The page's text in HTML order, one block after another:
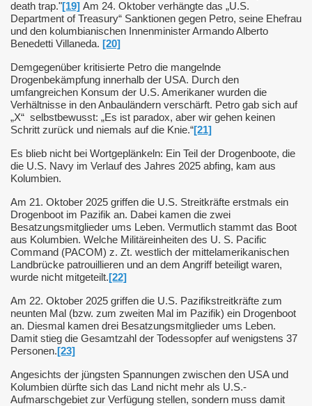
death trap."[19] Am 24. Oktober verhängte das „U.S.
Department of Treasury“ Sanktionen gegen Petro, seine Ehefrau
und den kolumbianischen Innenminister Armando Alberto
Benedetti Villaneda. [20]
Demgegenüber kritisierte Petro die mangelnde
Drogenbekämpfung innerhalb der USA. Durch den
umfangreichen Konsum der U.S. Amerikaner wurden die
Verhältnisse in den Anbauländern verschärft. Petro gab sich auf
„X“ selbstbewusst: „Es ist paradox, aber wir gehen keinen
Schritt zurück und niemals auf die Knie.“[21]
Es blieb nicht bei Wortgeplänkeln: Ein Teil der Drogenboote, die
die U.S. Navy im Verlauf des Jahres 2025 abfing, kam aus
Kolumbien.
Am 21. Oktober 2025 griffen die U.S. Streitkräfte erstmals ein
Drogenboot im Pazifik an. Dabei kamen die zwei
Besatzungsmitglieder ums Leben. Vermutlich stammt das Boot
aus Kolumbien. Welche Militäreinheiten des U. S. Pacific
Command (PACOM) z. Zt. westlich der mittelamerikanischen
Landbrücke patrouillieren und an dem Angriff beteiligt waren,
wurde nicht mitgeteilt.[22]
Am 22. Oktober 2025 griffen die U.S. Pazifikstreitkräfte zum
neunten Mal (bzw. zum zweiten Mal im Pazifik) ein Drogenboot
an. Diesmal kamen drei Besatzungsmitglieder ums Leben.
Damit stieg die Gesamtzahl der Todessopfer auf wenigstens 37
Personen.[23]
Angesichts der jüngsten Spannungen zwischen den USA und
Kolumbien dürfte sich das Land nicht mehr als U.S.-
Aufmarschgebiet zur Verfügung stellen, sondern muss damit